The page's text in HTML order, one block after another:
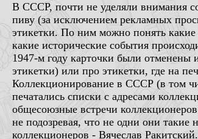
В СССР, почти не уделяли внимания
пиву (за исключением рекламных
этикетки. По ним можно понять
какие исторические события
1947-м году карточки были отменены
этикетки) или про этикетки, где на
Коллекционирование в СССР (в том
печатались списки с адресами
общесоюзные встречи
не подозревая, что не одни они
коллекционеров - Вячеслав